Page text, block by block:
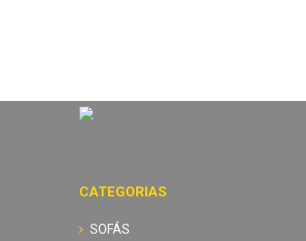
CATEGORIAS
SOFÁS